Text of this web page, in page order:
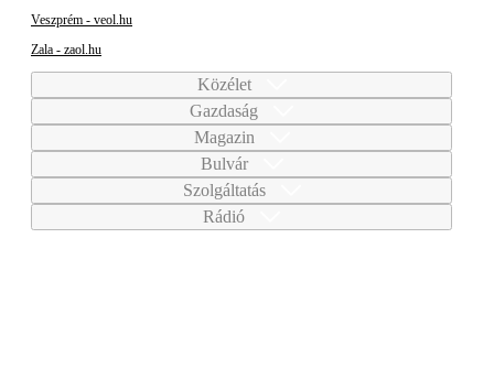
Veszprém - veol.hu
Zala - zaol.hu
Közélet
Gazdaság
Magazin
Bulvár
Szolgáltatás
Rádió